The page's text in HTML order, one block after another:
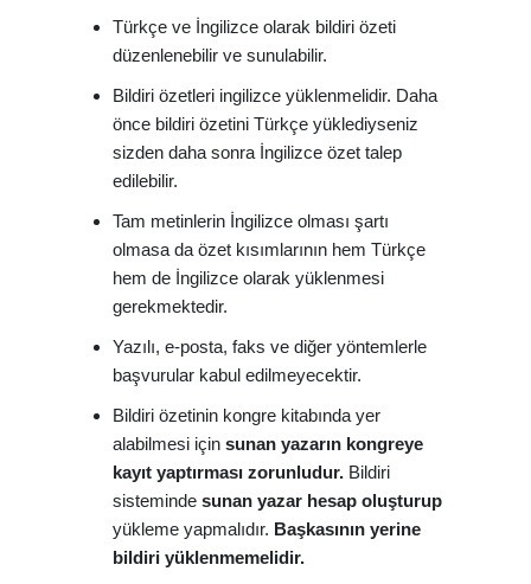
Türkçe ve İngilizce olarak bildiri özeti
düzenlenebilir ve sunulabilir.
Bildiri özetleri ingilizce yüklenmelidir. Daha
önce bildiri özetini Türkçe yüklediyseniz
sizden daha sonra İngilizce özet talep
edilebilir.
Tam metinlerin İngilizce olması şartı
olmasa da özet kısımlarının hem Türkçe
hem de İngilizce olarak yüklenmesi
gerekmektedir.
Yazılı, e-posta, faks ve diğer yöntemlerle
başvurular kabul edilmeyecektir.
Bildiri özetinin kongre kitabında yer
alabilmesi için sunan yazarın kongreye
kayıt yaptırması zorunludur. Bildiri
sisteminde sunan yazar hesap oluşturup
yükleme yapmalıdır. Başkasının yerine
bildiri yüklenmemelidir.